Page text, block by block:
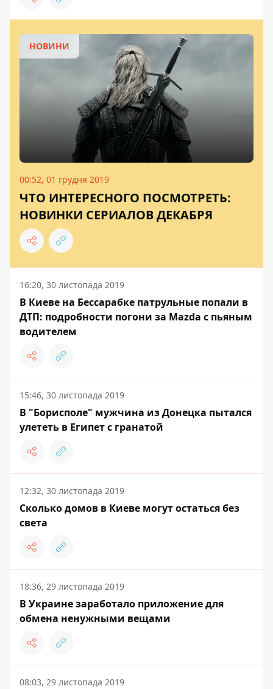
НОВИНИ
00:52, 01 грудня 2019
ЧТО ИНТЕРЕСНОГО ПОСМОТРЕТЬ:
НОВИНКИ СЕРИАЛОВ ДЕКАБРЯ
16:20, 30 листопада 2019
В Киеве на Бессарабке патрульные попали в
ДТП: подробности погони за Mazda с пьяным
водителем
15:46, 30 листопада 2019
В "Борисполе" мужчина из Донецка пытался
улететь в Египет с гранатой
12:32, 30 листопада 2019
Сколько домов в Киеве могут остаться без
света
18:36, 29 листопада 2019
В Украине заработало приложение для
обмена ненужными вещами
08:03, 29 листопада 2019